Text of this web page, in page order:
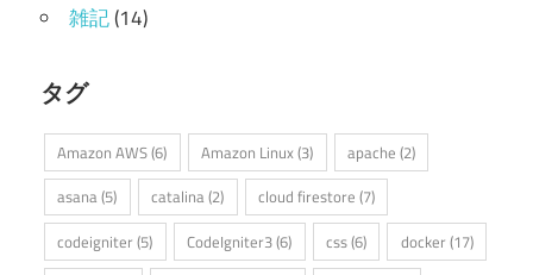
雑記(14)
タグ
Amazon AWS(6) Amazon Linux(3) apache (2)
asana (5) catalina (2) cloud firestore (7)
codeigniter (5) CodeIgniter3(6) css(6) docker (17)